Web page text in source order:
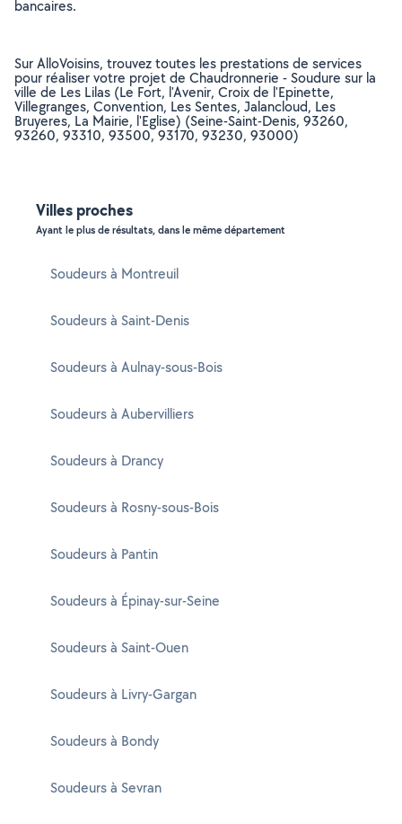
bancaires.
Sur AlloVoisins, trouvez toutes les prestations de services
pour réaliser votre projet de Chaudronnerie - Soudure sur la
ville de Les Lilas (Le Fort, l'Avenir, Croix de l'Epinette,
Villegranges, Convention, Les Sentes, Jalancloud, Les
Bruyeres, La Mairie, l'Eglise) (Seine-Saint-Denis, 93260,
93260, 93310, 93500, 93170, 93230, 93000)
Villes proches
Ayant le plus de résultats, dans le même département
Soudeurs à Montreuil
Soudeurs à Saint-Denis
Soudeurs à Aulnay-sous-Bois
Soudeurs à Aubervilliers
Soudeurs à Drancy
Soudeurs à Rosny-sous-Bois
Soudeurs à Pantin
Soudeurs à Épinay-sur-Seine
Soudeurs à Saint-Ouen
Soudeurs à Livry-Gargan
Soudeurs à Bondy
Soudeurs à Sevran